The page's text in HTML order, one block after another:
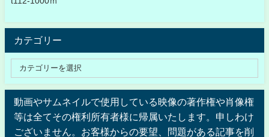
カテゴリー
動画やサムネイルで使用している映像の著作権や肖像権
等は全てその権利所有者様に帰属いたします。申しわけ
ございません。お客様からの要望、問題がある記事を削